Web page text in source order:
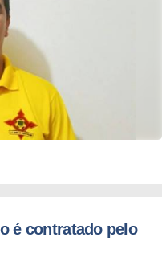
é contratado pelo